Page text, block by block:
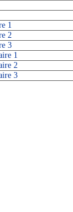
1
2
3
1
2
3